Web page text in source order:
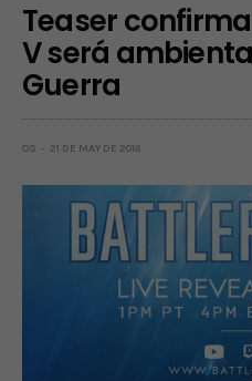
Teaser
V será
Guerra
OS 21 DE MAY DE 2018